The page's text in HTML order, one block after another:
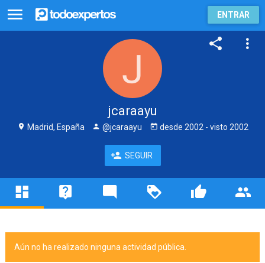
ENTRAR
jcaraayu
Madrid, España @jcaraayu desde 2002 - visto 2002
SEGUIR
Aún no ha realizado ninguna actividad pública.